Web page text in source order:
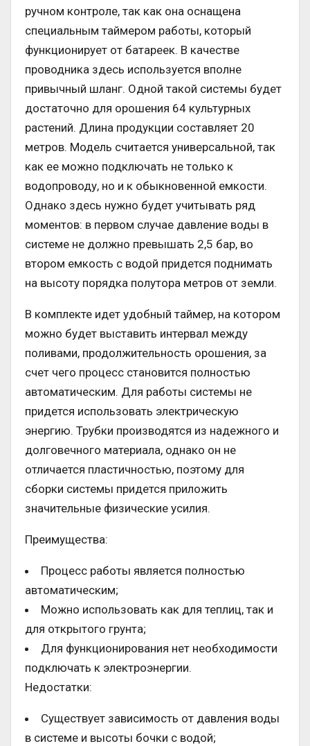
ручном контроле, так как она оснащена
специальным таймером работы, который
функционирует от батареек. В качестве
проводника здесь используется вполне
привычный шланг. Одной такой системы будет
достаточно для орошения 64 культурных
растений. Длина продукции составляет 20
метров. Модель считается универсальной, так
как ее можно подключать не только к
водопроводу, но и к обыкновенной емкости.
Однако здесь нужно будет учитывать ряд
моментов: в первом случае давление воды в
системе не должно превышать 2,5 бар, во
втором емкость с водой придется поднимать
на высоту порядка полутора метров от земли.
В комплекте идет удобный таймер, на котором
можно будет выставить интервал между
поливами, продолжительность орошения, за
счет чего процесс становится полностью
автоматическим. Для работы системы не
придется использовать электрическую
энергию. Трубки производятся из надежного и
долговечного материала, однако он не
отличается пластичностью, поэтому для
сборки системы придется приложить
значительные физические усилия.
Преимущества:
Процесс работы является полностью
автоматическим;
Можно использовать как для теплиц, так и
для открытого грунта;
Для функционирования нет необходимости
подключать к электроэнергии.
Недостатки:
Существует зависимость от давления воды
в системе и высоты бочки с водой;